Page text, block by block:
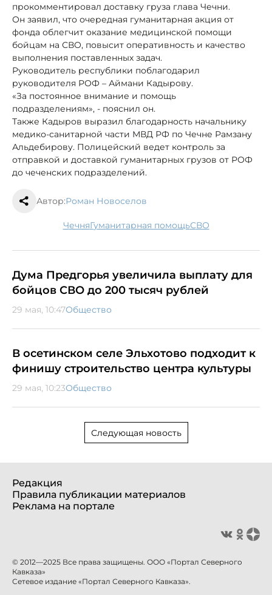
прокомментировал доставку груза глава Чечни.
Он заявил, что очередная гуманитарная акция от
фонда облегчит оказание медицинской помощи
бойцам на СВО, повысит оперативность и качество
выполнения поставленных задач.
Руководитель республики поблагодарил
руководителя РОФ – Аймани Кадырову.
«За постоянное внимание и помощь
подразделениям», - пояснил он.
Также Кадыров выразил благодарность начальнику
медико-санитарной части МВД РФ по Чечне Рамзану
Альдебирову. Полицейский ведет контроль за
отправкой и доставкой гуманитарных грузов от РОФ
до чеченских подразделений.
Автор:Роман Новоселов
Чечня гуманитарная помощь СВО
Дума Предгорья увеличила выплату для
бойцов СВО до 200 тысяч рублей
29 мая, 10:47Общество
В осетинском селе Эльхотово подходит к
финишу строительство центра культуры
29 мая, 10:23Общество
Следующая новость
Редакция
Правила публикации материалов
Реклама на портале
© 2012—2025 Все права защищены. ООО «Портал Северного
Кавказа»
Сетевое издание «Портал Северного Кавказа».